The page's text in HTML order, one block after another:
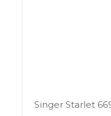
Singer Starlet